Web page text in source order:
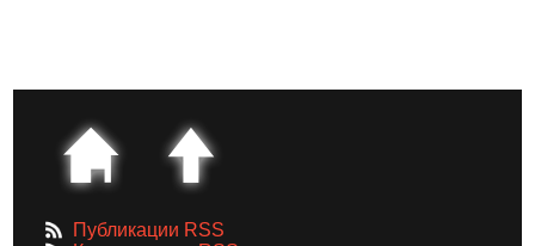
Публикации RSS